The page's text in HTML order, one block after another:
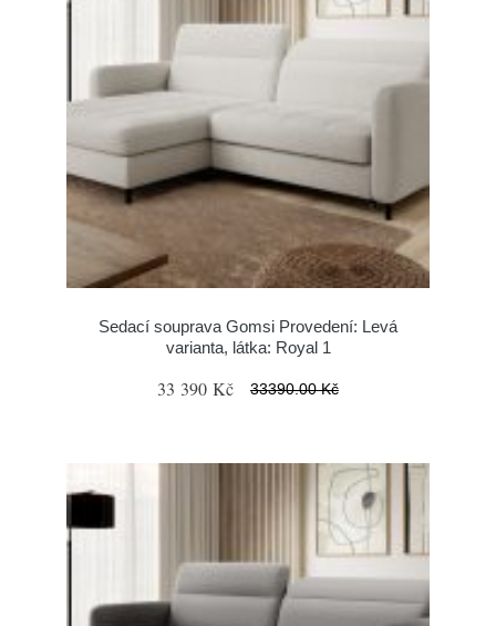
Sedací souprava Gomsi Provedení: Levá
varianta, látka: Royal 1
33 390 Kč 33390.00 Kč